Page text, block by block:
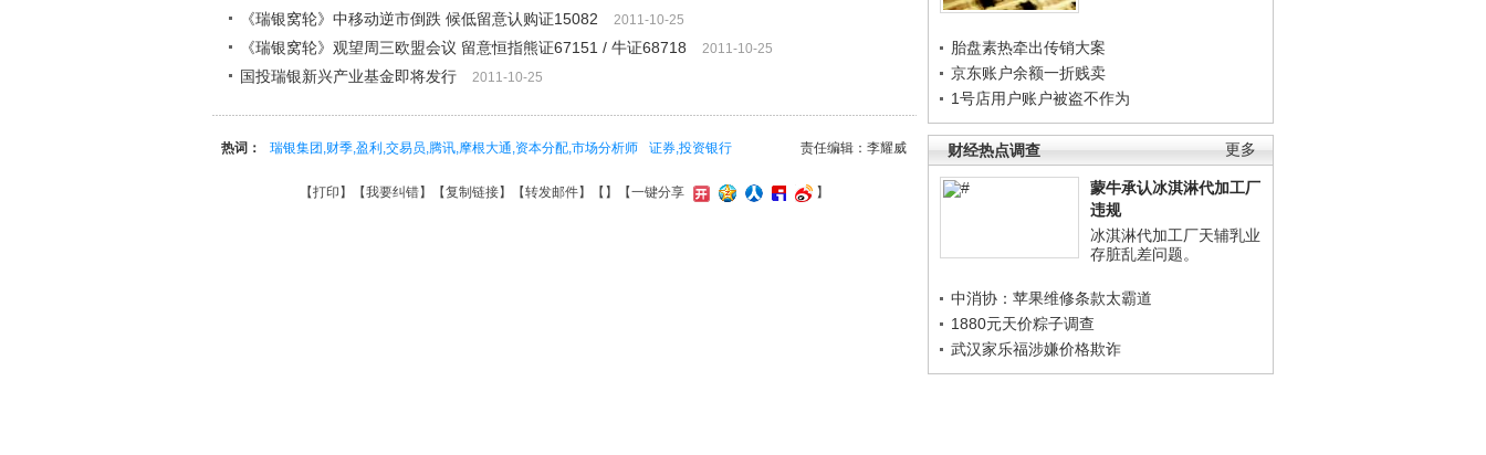
胎盘素热牵出传销大案
京东账户余额一折贱卖
1号店用户账户被盗不作为
更多
财经热点调查
蒙牛承认冰淇淋代加工厂
违规
冰淇淋代加工厂天辅乳业
存脏乱差问题。
中消协：苹果维修条款太霸道
1880元天价粽子调查
武汉家乐福涉嫌价格欺诈
《瑞银窝轮》中移动逆市倒跌 候低留意认购证15082 2011-10-25
《瑞银窝轮》观望周三欧盟会议 留意恒指熊证67151 / 牛证68718 2011-10-25
国投瑞银新兴产业基金即将发行 2011-10-25
责任编辑：李耀威
热词： 瑞银集团,财季,盈利,交易员,腾讯,摩根大通,资本分配,市场分析师 证券,投资银行
【打印 】【我要纠错】【复制链接】【转发邮件】【 】 【一键分享 】